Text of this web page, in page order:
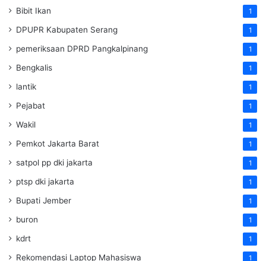
Bibit Ikan 1
DPUPR Kabupaten Serang 1
pemeriksaan DPRD Pangkalpinang 1
Bengkalis 1
lantik 1
Pejabat 1
Wakil 1
Pemkot Jakarta Barat 1
satpol pp dki jakarta 1
ptsp dki jakarta 1
Bupati Jember 1
buron 1
kdrt 1
Rekomendasi Laptop Mahasiswa 1